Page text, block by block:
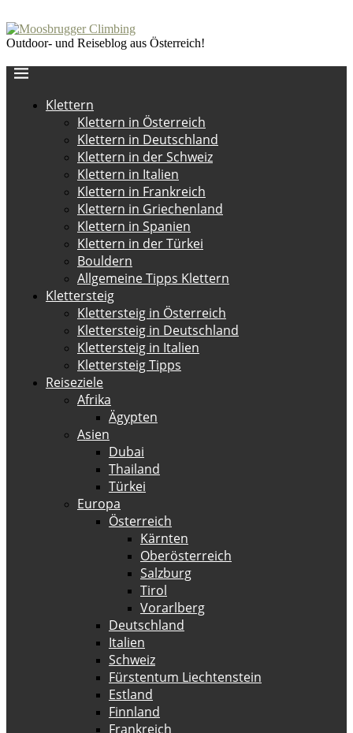
Outdoor- und Reiseblog aus Österreich!
Klettern
Klettern in Österreich
Klettern in Deutschland
Klettern in der Schweiz
Klettern in Italien
Klettern in Frankreich
Klettern in Griechenland
Klettern in Spanien
Klettern in der Türkei
Bouldern
Allgemeine Tipps Klettern
Klettersteig
Klettersteig in Österreich
Klettersteig in Deutschland
Klettersteig in Italien
Klettersteig Tipps
Reiseziele
Afrika
Ägypten
Asien
Dubai
Thailand
Türkei
Europa
Österreich
Kärnten
Oberösterreich
Salzburg
Tirol
Vorarlberg
Deutschland
Italien
Schweiz
Fürstentum Liechtenstein
Estland
Finnland
Frankreich